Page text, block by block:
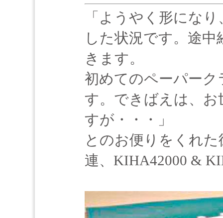
「ようやく形にな
した状況です。途
きます。
初めてのペーパー
す。できばえは、
すが・・・」
とのお便りをくれ
連、KIHA42000 &